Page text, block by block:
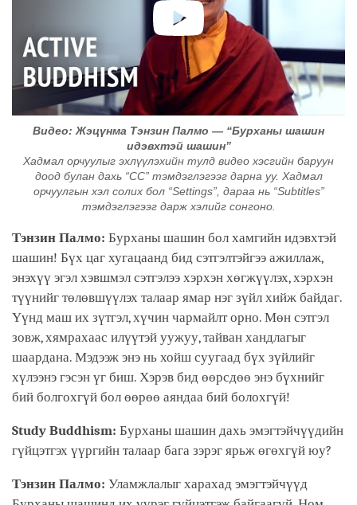
Видео: Жэцүнма Тэнзин Палмо — “Бурханы шашин
идэвхтэй шашин”
Хадмал орчуулыг эхлүүлэхийн тулд видео хэсгийн баруун
доод булан дахь “CC” тэмдэглэгээг дарна уу. Хадмал
орчуулгын хэл солих бол “Settings”, дараа нь “Subtitles”
тэмдэглэгээг дарж хэлийг сонгоно.
Тэнзин Палмо: Бурханы шашин бол хамгийн идэвхтэй
шашин! Бүх цаг хугацаанд бид сэтгэлтэйгээ ажиллаж,
энэхүү эгэл хэвшмэл сэтгэлээ хэрхэн хөгжүүлэх, хэрхэн
түүнийг төлөвшүүлэх талаар ямар нэг зүйл хийж байдаг.
Үүнд маш их зүтгэл, хүчин чармайлт орно. Мөн сэтгэл
зовж, хямрахаас илүүтэй уужуу, тайван хандлагыг
шаардана. Мэдээж энэ нь хойш суугаад бүх зүйлийг
хүлээнэ гэсэн үг биш. Хэрэв бид өөрсдөө энэ бүхнийг
бий болгохгүй бол өөрөө аяндаа бий болохгүй!
Study Buddhism: Бурханы шашин дахь эмэгтэйчүүдийн
гүйцэтгэх үүргийн талаар бага зэрэг ярьж өгөхгүй юу?
Тэнзин Палмо: Уламжлалыг харахад эмэгтэйчүүд